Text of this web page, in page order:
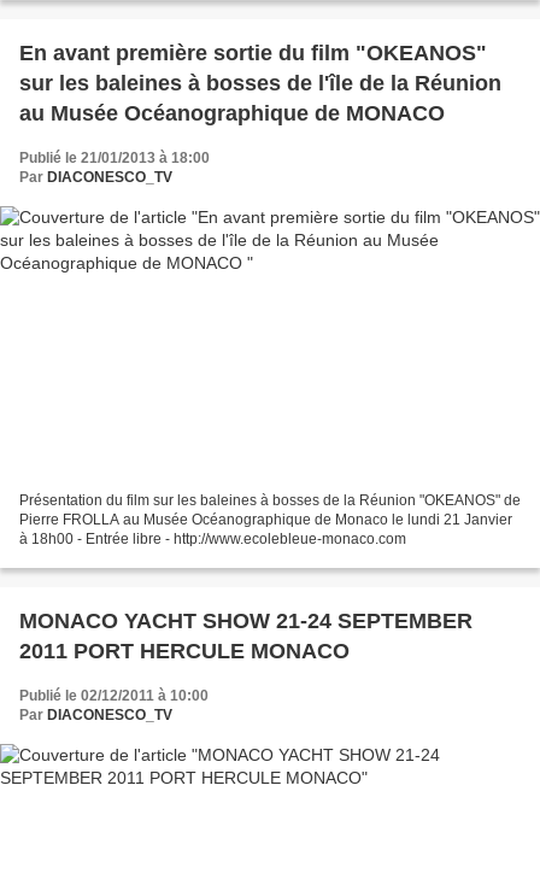
Pincipauté monégasque,...
En avant première sortie du film "OKEANOS"
sur les baleines à bosses de l'île de la Réunion
au Musée Océanographique de MONACO
Publié le 21/01/2013 à 18:00
Par DIACONESCO_TV
Présentation du film sur les baleines à bosses de la Réunion "OKEANOS" de
Pierre FROLLA au Musée Océanographique de Monaco le lundi 21 Janvier
à 18h00 - Entrée libre - http://www.ecolebleue-monaco.com
MONACO YACHT SHOW 21-24 SEPTEMBER
2011 PORT HERCULE MONACO
Publié le 02/12/2011 à 10:00
Par DIACONESCO_TV